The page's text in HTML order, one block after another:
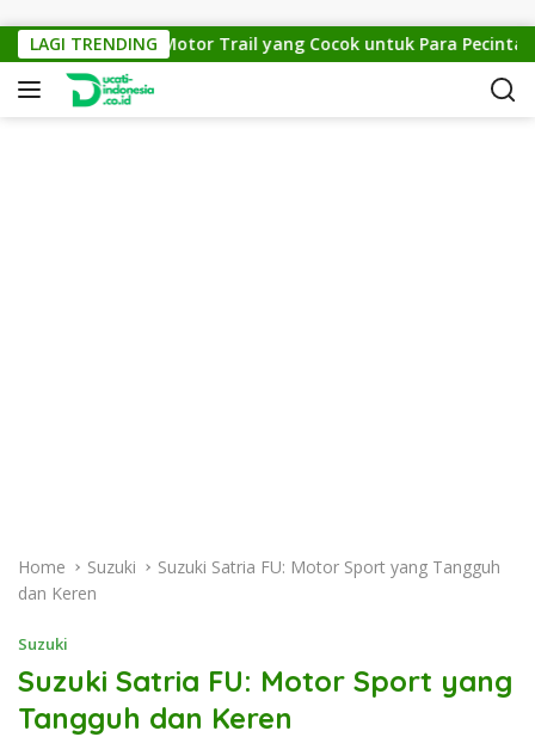
LAGI TRENDING
KTM Cross 150: Motor Trail yang Cocok untuk Para Pecinta
Home Suzuki
Suzuki Satria FU: Motor Sport yang Tangguh
dan Keren
Suzuki
Suzuki Satria FU: Motor Sport yang
Tangguh dan Keren